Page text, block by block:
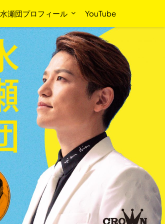
水瀬団プロフィール YouTube